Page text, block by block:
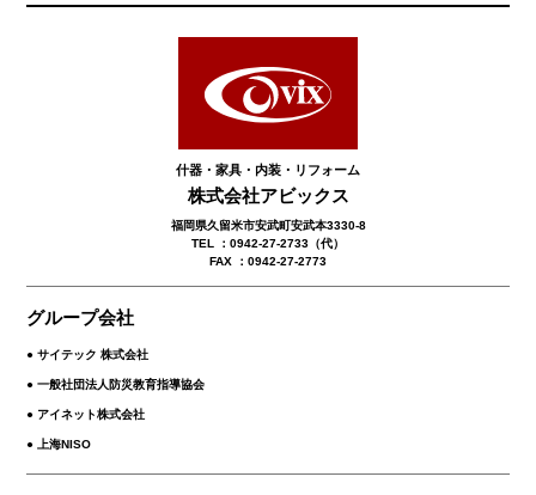
什器・家具・内装・リフォーム
株式会社アビックス
福岡県久留米市安武町安武本3330-8
TEL ：0942-27-2733（代）
FAX ：0942-27-2773
グループ会社
● サイテック 株式会社
● 一般社団法人防災教育指導協会
● アイネット株式会社
● 上海NISO